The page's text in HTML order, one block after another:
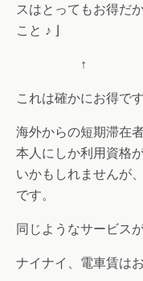
スはとってもお得だ
こと ♪ ⌋
↑
これは確かにお得です
海外からの短期滞在
本人にしか利用資格
いかもしれませんが
です。
同じようなサービス
ナイナイ、電車賃は